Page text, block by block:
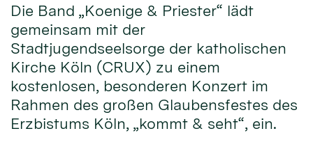
Die Band „Koenige & Priester“ lädt
gemeinsam mit der
Stadtjugendseelsorge der katholischen
Kirche Köln (CRUX) zu einem
kostenlosen, besonderen Konzert im
Rahmen des großen Glaubensfestes des
Erzbistums Köln, „kommt & seht“, ein.